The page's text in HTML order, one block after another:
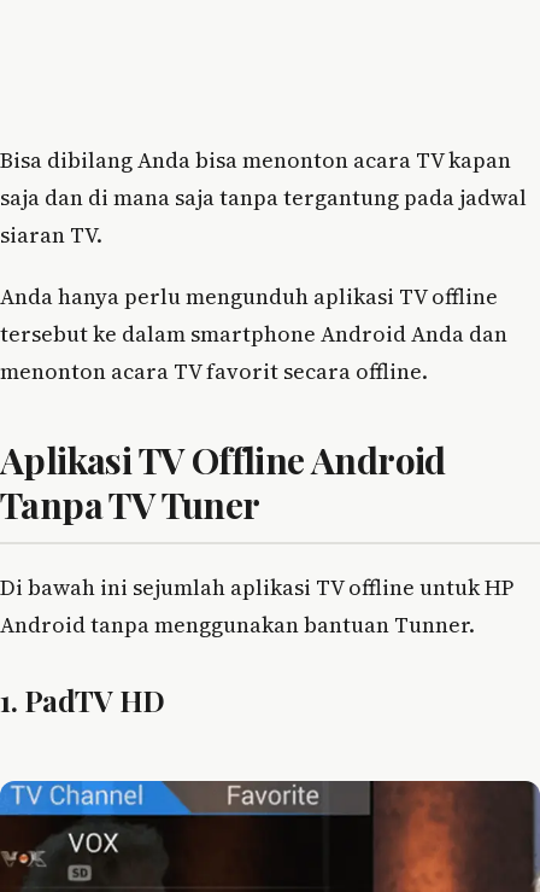
Bisa dibilang Anda bisa menonton acara TV kapan
saja dan di mana saja tanpa tergantung pada jadwal
siaran TV.
Anda hanya perlu mengunduh aplikasi TV offline
tersebut ke dalam smartphone Android Anda dan
menonton acara TV favorit secara offline.
Aplikasi TV Offline Android
Tanpa TV Tuner
Di bawah ini sejumlah aplikasi TV offline untuk HP
Android tanpa menggunakan bantuan Tunner.
1. PadTV HD